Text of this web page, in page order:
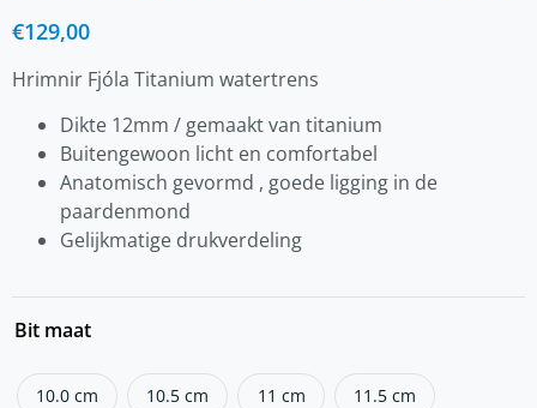
€129,00
Hrimnir Fjóla Titanium watertrens
Dikte 12mm / gemaakt van titanium
Buitengewoon licht en comfortabel
Anatomisch gevormd , goede ligging in de
paardenmond
Gelijkmatige drukverdeling
Bit maat
10.0 cm 10.5 cm 11 cm 11.5 cm